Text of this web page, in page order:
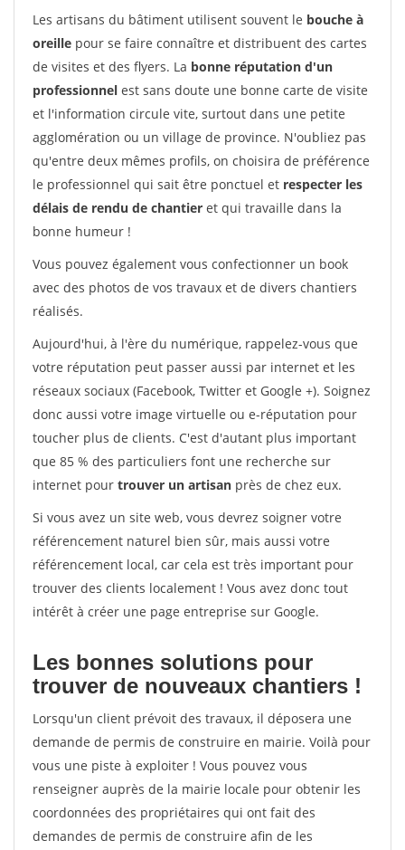
Les artisans du bâtiment utilisent souvent le bouche à
oreille pour se faire connaître et distribuent des cartes
de visites et des flyers. La bonne réputation d'un
professionnel est sans doute une bonne carte de visite
et l'information circule vite, surtout dans une petite
agglomération ou un village de province. N'oubliez pas
qu'entre deux mêmes profils, on choisira de préférence
le professionnel qui sait être ponctuel et respecter les
délais de rendu de chantier et qui travaille dans la
bonne humeur !
Vous pouvez également vous confectionner un book
avec des photos de vos travaux et de divers chantiers
réalisés.
Aujourd'hui, à l'ère du numérique, rappelez-vous que
votre réputation peut passer aussi par internet et les
réseaux sociaux (Facebook, Twitter et Google +). Soignez
donc aussi votre image virtuelle ou e-réputation pour
toucher plus de clients. C'est d'autant plus important
que 85 % des particuliers font une recherche sur
internet pour trouver un artisan près de chez eux.
Si vous avez un site web, vous devrez soigner votre
référencement naturel bien sûr, mais aussi votre
référencement local, car cela est très important pour
trouver des clients localement ! Vous avez donc tout
intérêt à créer une page entreprise sur Google.
Les bonnes solutions pour
trouver de nouveaux chantiers !
Lorsqu'un client prévoit des travaux, il déposera une
demande de permis de construire en mairie. Voilà pour
vous une piste à exploiter ! Vous pouvez vous
renseigner auprès de la mairie locale pour obtenir les
coordonnées des propriétaires qui ont fait des
demandes de permis de construire afin de les